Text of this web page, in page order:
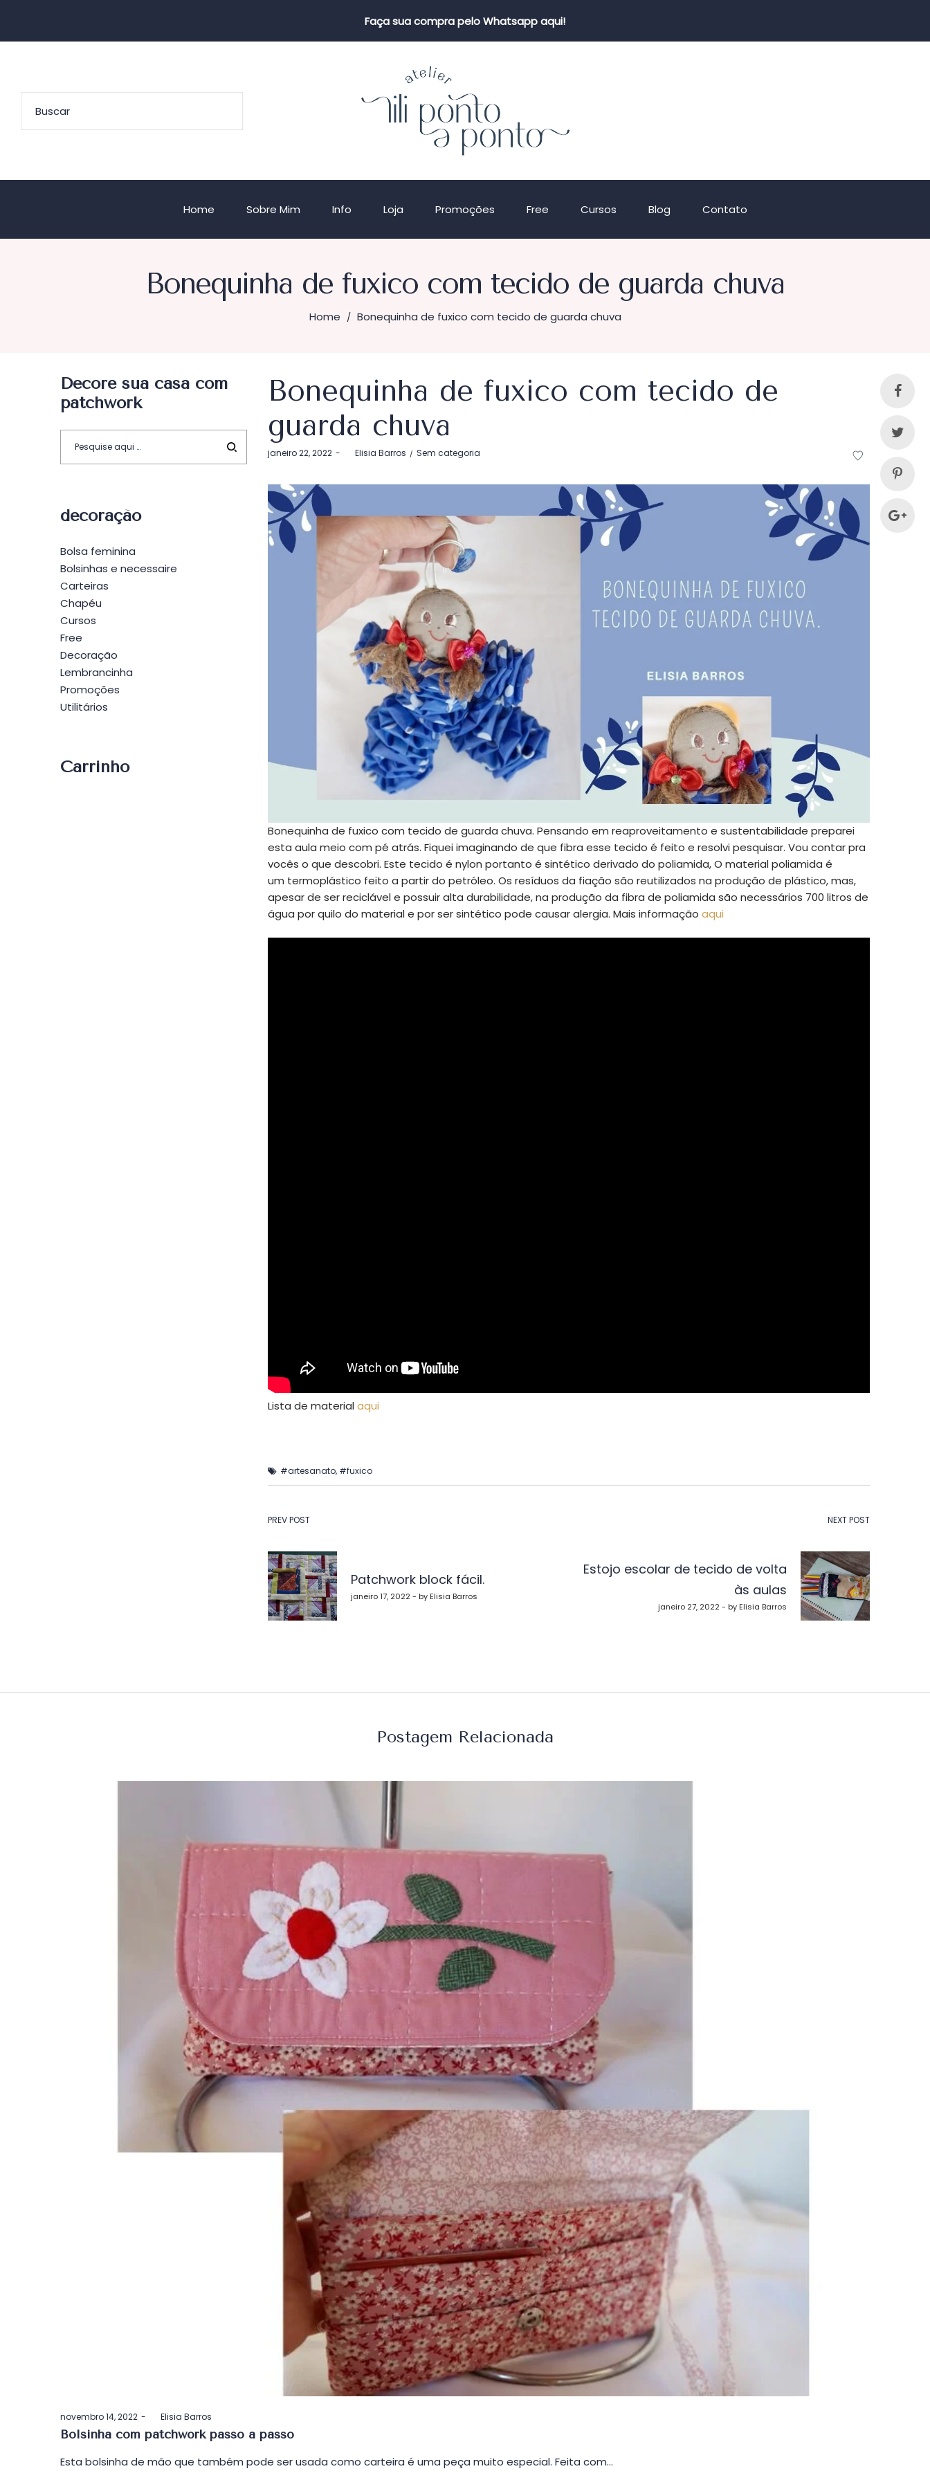
Faça sua compra pelo Whatsapp aqui!
Home Sobre Mim Info Loja Promoções Free Cursos Blog Contato
Bonequinha de fuxico com tecido de guarda chuva
Home / Bonequinha de fuxico com tecido de guarda chuva
Bonequinha de fuxico com tecido de
guarda chuva
Postado
janeiro 22, 2022 byElisia Barros
Postado
Sem categoria
Bonequinha de fuxico com tecido de guarda chuva. Pensando em reaproveitamento e sustentabilidade preparei
esta aula meio com pé atrás. Fiquei imaginando de que fibra esse tecido é feito e resolvi pesquisar. Vou contar pra
vocês o que descobri. Este tecido é nylon portanto é sintético derivado do poliamida, O material poliamida é
um termoplástico feito a partir do petróleo. Os resíduos da fiação são reutilizados na produção de plástico, mas,
apesar de ser reciclável e possuir alta durabilidade, na produção da fibra de poliamida são necessários 700 litros de
água por quilo do material e por ser sintético pode causar alergia. Mais informação aqui
Lista de materialaqui
#artesanato, #fuxico
Navegação
de
Post
PREV POST
Patchwork block fácil.
janeiro 17, 2022 - by Elisia Barros
NEXT POST
Estojo escolar de tecido de volta
às aulas
janeiro 27, 2022 - by Elisia Barros
Decore sua casa com
patchwork
decoração
Bolsa feminina
Bolsinhas e necessaire
Carteiras
Chapéu
Cursos
Free
Decoração
Lembrancinha
Promoções
Utilitários
Carrinho
Postagem Relacionada
Postado
em
novembro 14, 2022 byElisia Barros
Bolsinha com patchwork passo a passo
Esta bolsinha de mão que também pode ser usada como carteira é uma peça muito especial. Feita com…